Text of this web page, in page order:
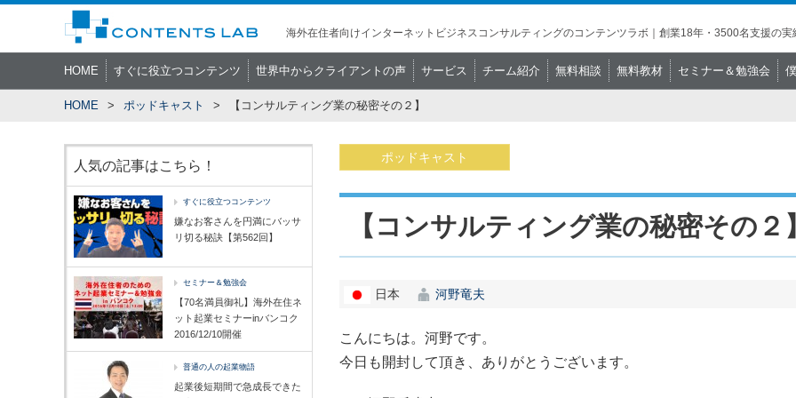
海外在住者向けインターネットビジネスコンサルティングのコンテンツラボ｜創業18年・3500名支援の実
HOME すぐに役立つコンテンツ 世界中からクライアントの声 サービス チーム紹介 無料相談 無料教材 セミナー＆勉強会
HOME ポッドキャスト 【コンサルティング業の秘密その２】
ポッドキャスト
【コンサルティング業の秘密その２】
日本 河野竜夫
こんにちは。河野です。
今日も開封して頂き、ありがとうございます。
人気の記事はこちら！
すぐに役立つコンテンツ
嫌なお客さんを円満にバッサ
リ切る秘訣【第562回】
セミナー＆勉強会
【70名満員御礼】海外在住ネ
ット起業セミナーinバンコク
2016/12/10開催
普通の人の起業物語
起業後短期間で急成長できた